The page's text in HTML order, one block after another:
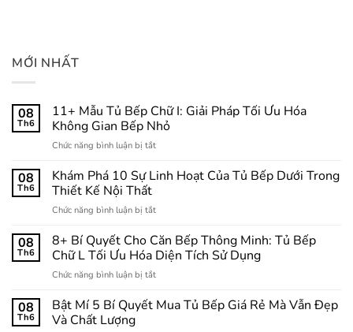
MỚI NHẤT
08
Th6
11+ Mẫu Tủ Bếp Chữ I: Giải Pháp Tối Ưu Hóa
Không Gian Bếp Nhỏ
Chức năng bình luận bị tắtở
Mẫu
Chữ
Giải
Pháp
Ưu
Không
08
Th6
Khám Phá 10 Sự Linh Hoạt Của Tủ Bếp Dưới Trong
Thiết Kế Nội Thất
Chức năng bình luận bị tắtở
Phá
10
Sự
Linh
Của
08
Th6
8+ Bí Quyết Cho Căn Bếp Thông Minh: Tủ Bếp
Chữ L Tối Ưu Hóa Diện Tích Sử Dụng
Chức năng bình luận bị tắtở
Bí
08
Th6
Bật Mí 5 Bí Quyết Mua Tủ Bếp Giá Rẻ Mà Vẫn Đẹp
Và Chất Lượng